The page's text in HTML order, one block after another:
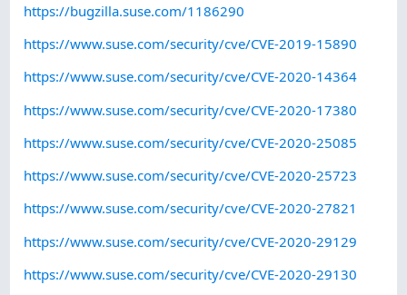
https://bugzilla.suse.com/1186290
https://www.suse.com/security/cve/CVE-2019-15890
https://www.suse.com/security/cve/CVE-2020-14364
https://www.suse.com/security/cve/CVE-2020-17380
https://www.suse.com/security/cve/CVE-2020-25085
https://www.suse.com/security/cve/CVE-2020-25723
https://www.suse.com/security/cve/CVE-2020-27821
https://www.suse.com/security/cve/CVE-2020-29129
https://www.suse.com/security/cve/CVE-2020-29130